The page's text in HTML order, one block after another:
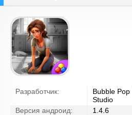
Разработчик:
Bubble Pop
Studio
Версия андроид:
1.4.6